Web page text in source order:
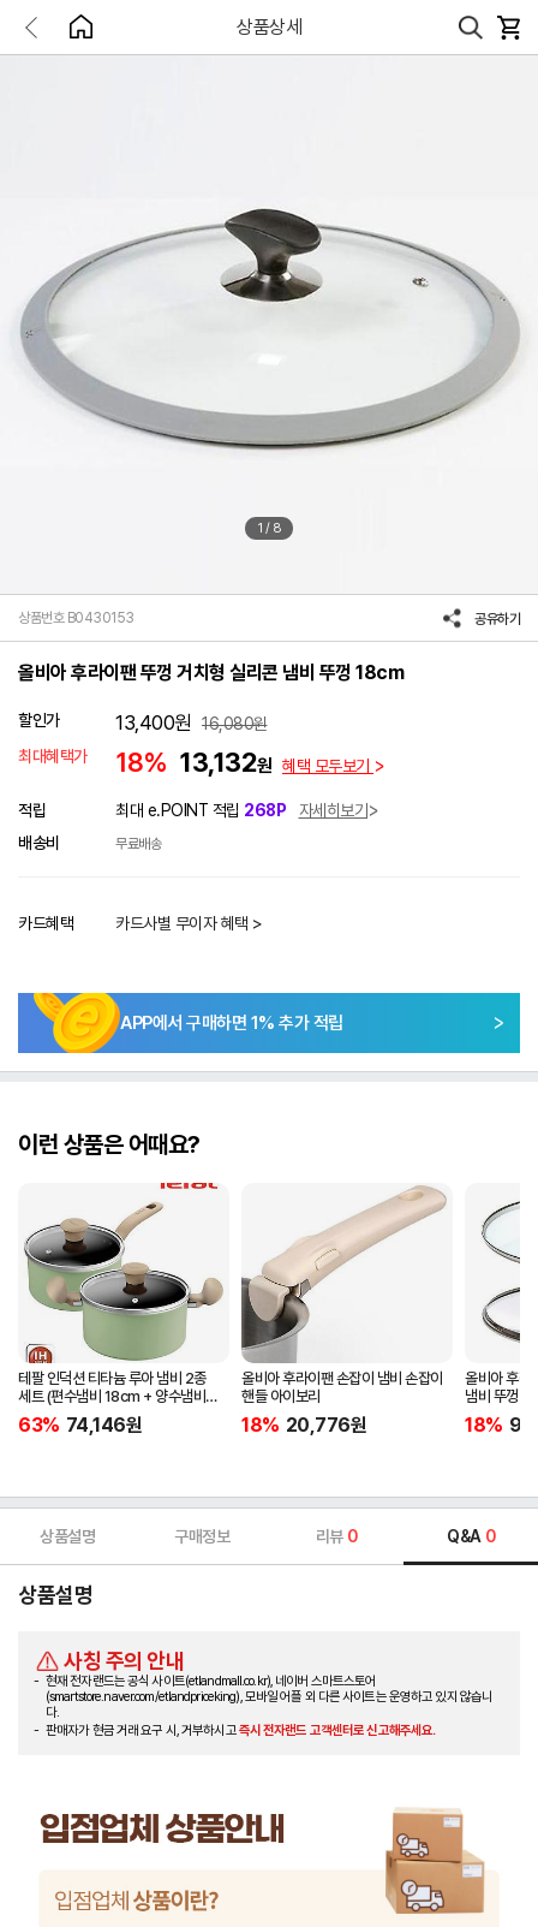
상품상세
1 / 8
상품번호 B0430153 공유하기
올비아 후라이팬 뚜껑 거치형 실리콘 냄비 뚜껑 18cm
할인가 13,400원 16,080원
최대혜택가
18% 13,132원 혜택 모두보기
적립 최대 e.POINT 적립 268P
자세히보기
배송비
무료배송
카드혜택 카드사별 무이자 혜택 >
APP에서 구매하면 1% 추가 적립
이런 상품은 어때요?
테팔 인덕션 티타늄 루아 냄비 2종
세트 (편수냄비 18cm + 양수냄비
20cm)
63% 74,146원
올비아 후라이팬 손잡이 냄비 손잡이
핸들 아이보리
18% 20,776원
올비아 후라
냄비 뚜껑
18%
상품설명 구매정보 리뷰 0 Q&A 0
상품설명
사칭 주의 안내
현재 전자랜드는 공식 사이트(etlandmall.co.kr), 네이버 스마트스토어
(smartstore.naver.com/etlandpriceking), 모바일 어플 외 다른 사이트는 운영하고 있지 않습니
다.
판매자가 현금 거래 요구 시, 거부하시고즉시 전자랜드 고객센터로 신고해주세요.